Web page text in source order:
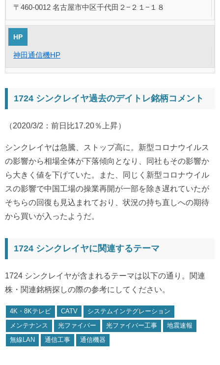
〒460-0012 名古屋市中区千代田２−２１−１８
HP
神田通信機HP
1724 シンクレイヤ過去のデイトレ銘柄コメント
（2020/3/2：前日比17.20％上昇）
シンクレイヤは急騰、ストップ高に。新型コロナウイルス
の影響から相場全体が下落傾向となり、同社もその影響か
ら大きく値を下げていた。また、同じく新型コロナウイル
スの影響で中国工場の操業再開が一部を除き遅れていたが
そちらの回復も見込まれており、状況の持ち直しへの期待
から買いが入ったようだ。
1724 シンクレイヤに関連するテーマ
1724 シンクレイヤが含まれるテーマは以下の通り。関連
株・関連銘柄探しの際の参考にしてください。
4K・8Kテレビ CATV
システムインテグレーション
メンテナンス
光ファイバー 光ファイバー工事
地震速報
無線LAN
通信工事 通信機器